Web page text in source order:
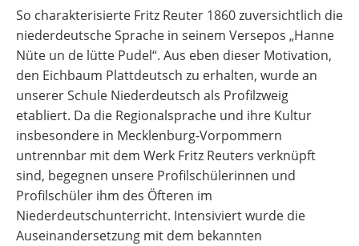
So charakterisierte Fritz Reuter 1860 zuversichtlich die
niederdeutsche Sprache in seinem Versepos „Hanne
Nüte un de lütte Pudel“. Aus eben dieser Motivation,
den Eichbaum Plattdeutsch zu erhalten, wurde an
unserer Schule Niederdeutsch als Profilzweig
etabliert. Da die Regionalsprache und ihre Kultur
insbesondere in Mecklenburg-Vorpommern
untrennbar mit dem Werk Fritz Reuters verknüpft
sind, begegnen unsere Profilschülerinnen und
Profilschüler ihm des Öfteren im
Niederdeutschunterricht. Intensiviert wurde die
Auseinandersetzung mit dem bekannten